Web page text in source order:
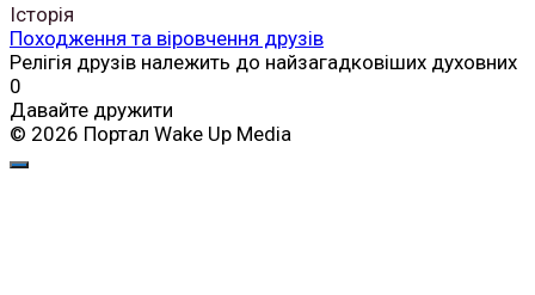
Історія
Походження та віровчення друзів
Релігія друзів належить до найзагадковіших духовних
0
Давайте дружити
© 2026 Портал Wake Up Media